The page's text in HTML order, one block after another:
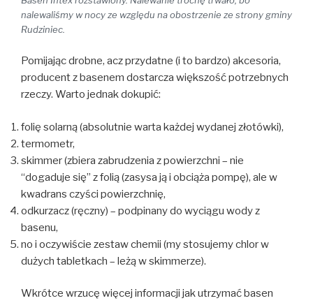
nalewaliśmy w nocy ze względu na obostrzenie ze strony gminy
Rudziniec.
Pomijając drobne, acz przydatne (i to bardzo) akcesoria,
producent z basenem dostarcza większość potrzebnych
rzeczy. Warto jednak dokupić:
folię solarną (absolutnie warta każdej wydanej złotówki),
termometr,
skimmer (zbiera zabrudzenia z powierzchni – nie
“dogaduje się” z folią (zasysa ją i obciąża pompę), ale w
kwadrans czyści powierzchnię,
odkurzacz (ręczny) – podpinany do wyciągu wody z
basenu,
no i oczywiście zestaw chemii (my stosujemy chlor w
dużych tabletkach – leżą w skimmerze).
Wkrótce wrzucę więcej informacji jak utrzymać basen